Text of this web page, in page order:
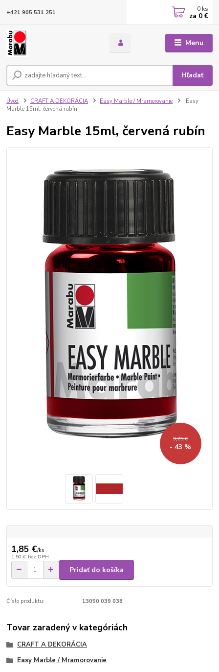
Menu
Hľadať
+421 905 531 251 0 ks
za 0 €
Úvod CRAFT A DEKORÁCIA Easy Marble / Mramorovanie
Easy
Marble 15ml, červená rubín
Easy Marble 15ml, červená rubín
3,25 €
- 43 %
1,85 €/ks
1,50 € bez DPH
Pridať do košíka
Číslo produktu: 13050 039 038
Tovar zaradený v kategóriách
CRAFT A DEKORÁCIA
Easy Marble / Mramorovanie